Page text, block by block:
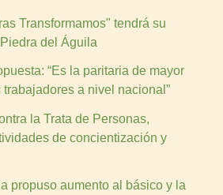
Transformamos" tendrá su
del Águila
“Es la paritaria de mayor
a nivel nacional”
la Trata de Personas,
de concientización y
propuso aumento al básico y la